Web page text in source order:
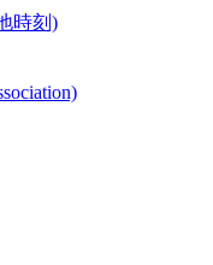
時刻)